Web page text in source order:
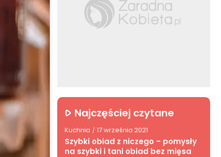
Najczęściej czytane
Kuchnia / 17 września 2021
Szybki obiad z niczego – pomysły
na szybki i tani obiad bez mięsa